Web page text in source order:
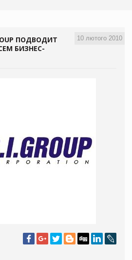
10 лютого 2010
ПОДВОДИТ
БИЗНЕС-